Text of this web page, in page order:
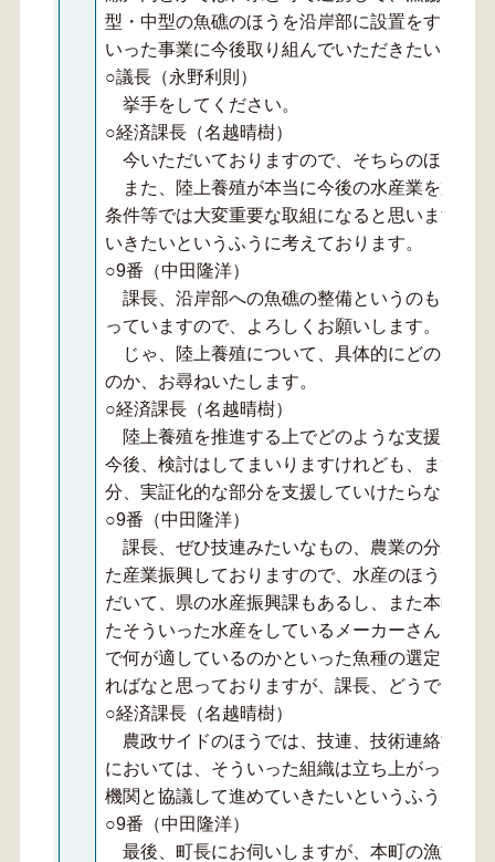
型・中型の魚礁のほうを沿岸部に設置をする事
いった事業に今後取り組んでいただきたいと思
○議長（永野利則）
挙手をしてください。
○経済課長（名越晴樹）
今いただいておりますので、そちらのほうも
また、陸上養殖が本当に今後の水産業を支え
条件等では大変重要な取組になると思いますの
いきたいというふうに考えております。
○9番（中田隆洋）
課長、沿岸部への魚礁の整備というのも、こ
っていますので、よろしくお願いします。
じゃ、陸上養殖について、具体的にどのよう
のか、お尋ねいたします。
○経済課長（名越晴樹）
陸上養殖を推進する上でどのような支援が可
今後、検討はしてまいりますけれども、まず陸
分、実証化的な部分を支援していけたらなとい
○9番（中田隆洋）
課長、ぜひ技連みたいなもの、農業の分野で
た産業振興しておりますので、水産のほうも本
だいて、県の水産振興課もあるし、また本町の
たそういった水産をしているメーカーさんとか
で何が適しているのかといった魚種の選定など
ればなと思っておりますが、課長、どうでしょ
○経済課長（名越晴樹）
農政サイドのほうでは、技連、技術連絡協議
においては、そういった組織は立ち上がってお
機関と協議して進めていきたいというふうに考
○9番（中田隆洋）
最後、町長にお伺いしますが、本町の漁業の